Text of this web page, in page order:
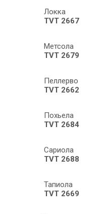
Локка
TVT 2667
Метсола
TVT 2679
Пеллерво
TVT 2662
Похьела
TVT 2684
Сариола
TVT 2688
Тапиола
TVT 2669